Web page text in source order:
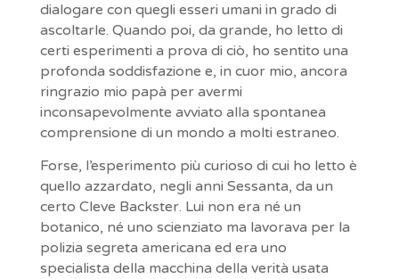
dialogare con quegli esseri umani in grado di
ascoltarle. Quando poi, da grande, ho letto di
certi esperimenti a prova di ciò, ho sentito una
profonda soddisfazione e, in cuor mio, ancora
ringrazio mio papà per avermi
inconsapevolmente avviato alla spontanea
comprensione di un mondo a molti estraneo.
Forse, l’esperimento più curioso di cui ho letto è
quello azzardato, negli anni Sessanta, da un
certo Cleve Backster. Lui non era né un
botanico, né uno scienziato ma lavorava per la
polizia segreta americana ed era uno
specialista della macchina della verità usata